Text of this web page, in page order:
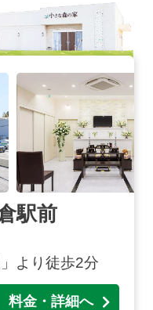
駅前
より徒歩2分
料金・詳細へ